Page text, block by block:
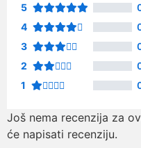
5
4
3
2
1
Još nema recenzija za
će napisati recenziju.